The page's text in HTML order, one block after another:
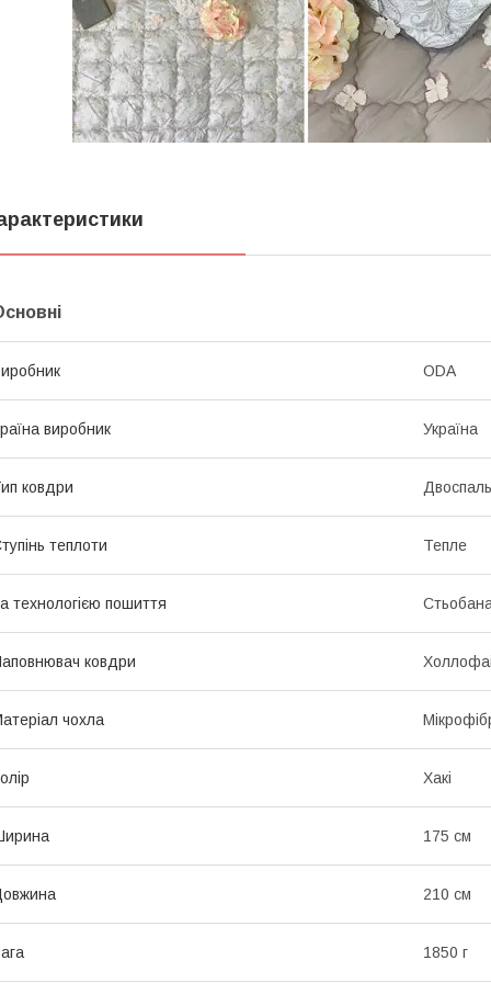
ODA
виробник Україна
ковдри
теплоти Тепле
технологією пошиття
ковдри
чохла
Хакі
175 см
210 см
1850 г